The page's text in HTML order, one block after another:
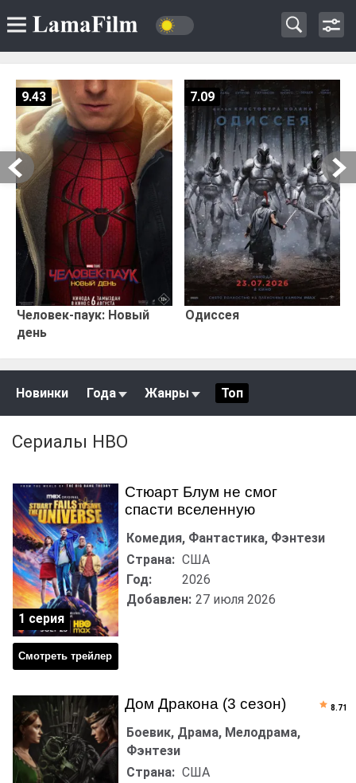
Человек-паук: Новый
день
9.43
Одиссея
7.09
Новинки Года Жанры Топ
Сериалы HBO
Стюарт Блум не смог
спасти вселенную
Смотреть трейлер
Комедия, Фантастика, Фэнтези
Страна: США
Год:
2026
Добавлен: 27 июля 2026
1 серия
Дом Дракона (3 сезон)
Боевик, Драма, Мелодрама,
Фэнтези
Страна: США
8.71